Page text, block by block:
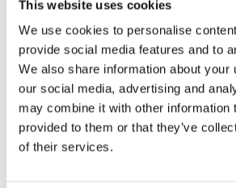
This website uses cookies
We use cookies to personalise
provide social media features and to
We also share information about your
our social media, advertising and
may combine it with other information
provided to them or that they’ve
of their services.
med vine tilpasset de enkelte serveringer.
Foto: Restaurant MA
Høje ambitioner